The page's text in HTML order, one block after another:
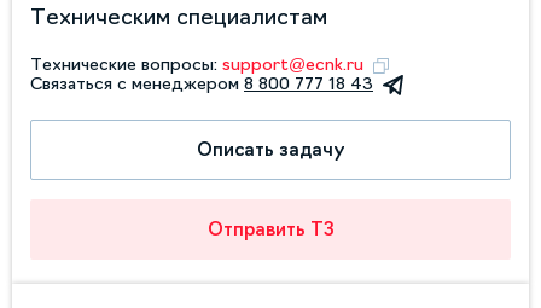
Техническим специалистам
Технические вопросы: support@ecnk.ru
Связаться с менеджером 8 800 777 18 43
Описать задачу
Отправить ТЗ